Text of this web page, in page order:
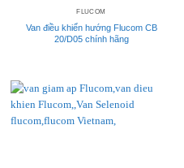
FLUCOM
Van điều khiển hướng Flucom CB
20/D05 chính hãng